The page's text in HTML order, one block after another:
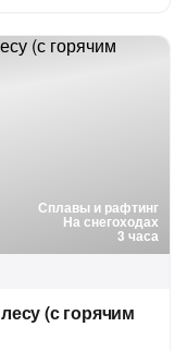
Сплавы и рафтинг
На снегоходах
3 часа
(с горячим